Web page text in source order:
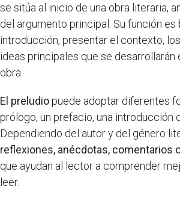
se sitúa al inicio de una obra literaria,
del argumento principal. Su función es
introducción, presentar el contexto,
ideas principales que se desarrollarán
obra.
El preludiopuede adoptar diferentes
prólogo, un prefacio, una introducción
Dependiendo del autor y del género
reflexiones, anécdotas, comentarios
que ayudan al lector a comprender
leer.